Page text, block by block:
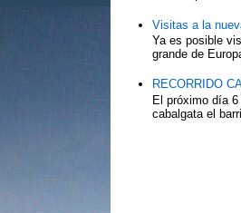
Visitas a la
Ya es posible
grande de
RECORRIDO
El próximo día
cabalgata el